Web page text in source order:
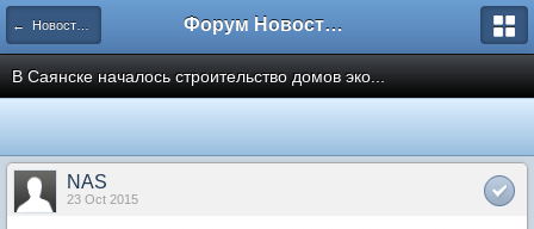
← Новости рынка недвижимости Форум Новостройки
В Саянске началось строительство домов эко...
NAS
23 Oct 2015